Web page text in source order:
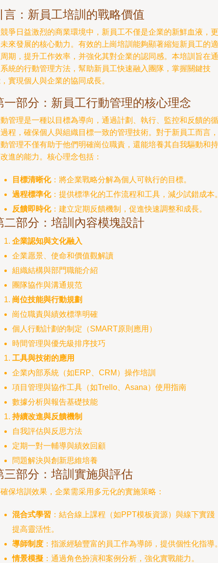
言：新員工培訓的戰略價值
爭日益激烈的商業環境中，新員工不僅是企業的新鮮血液，更
來發展的核心動力。有效的上崗培訓能夠顯著縮短新員工的適
期，提升工作效率，并強化其對企業的認同感。本培訓旨在通
統的行動管理方法，幫助新員工快速融入團隊，掌握關鍵技
實現個人與企業的協同成長。
一部分：新員工行動管理的核心理念
管理是一種以目標為導向，通過計劃、執行、監控和反饋的循
程，確保個人與組織目標一致的管理技術。對于新員工而言，
管理不僅有助于他們明確崗位職責，還能培養其自我驅動和持
進的能力。核心理念包括：
目標清晰化：將企業戰略分解為個人可執行的目標。
過程標準化：提供標準化的工作流程和工具，減少試錯成本
反饋即時化：建立定期反饋機制，促進快速調整和成長。
二部分：培訓內容模塊設計
企業認知與文化融入
企業愿景、使命和價值觀解讀
組織結構與部門職能介紹
團隊協作與溝通規范
崗位技能與行動規劃
崗位職責與績效標準明確
個人行動計劃的制定（SMART原則應用）
時間管理與優先級排序技巧
工具與技術的應用
企業內部系統（如ERP、CRM）操作培訓
項目管理與協作工具（如Trello、Asana）使用指南
數據分析與報告基礎技能
持續改進與反饋機制
自我評估與反思方法
定期一對一輔導與績效回顧
問題解決與創新思維培養
三部分：培訓實施與評估
保培訓效果，企業需采用多元化的實施策略：
混合式學習 ：結合線上課程（如PPT模板資源）與線下實踐
提高靈活性。
導師制度 ：指派經驗豐富的員工作為導師，提供個性化指導
情景模擬 ：通過角色扮演和案例分析，強化實戰能力。